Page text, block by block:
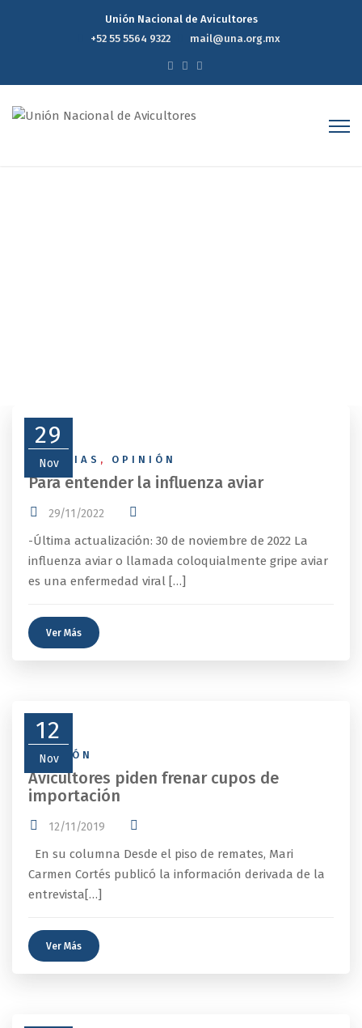
Unión Nacional de Avicultores
+52 55 5564 9322
mail@una.org.mx
29
Nov
NOTICIAS , OPINIÓN
Para entender la influenza aviar
29/11/2022
-Última actualización: 30 de noviembre de 2022 La
influenza aviar o llamada coloquialmente gripe aviar
es una enfermedad viral […]
Ver Más
12
Nov
OPINIÓN
Avicultores piden frenar cupos de
importación
12/11/2019
En su columna Desde el piso de remates, Mari
Carmen Cortés publicó la información derivada de la
entrevista[…]
Ver Más